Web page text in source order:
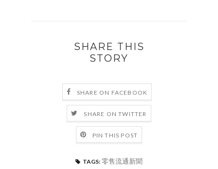
SHARE THIS
STORY
SHARE ON FACEBOOK
SHARE ON TWITTER
PIN THIS POST
TAGS: 零售流通新聞